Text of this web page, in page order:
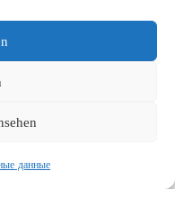
данные